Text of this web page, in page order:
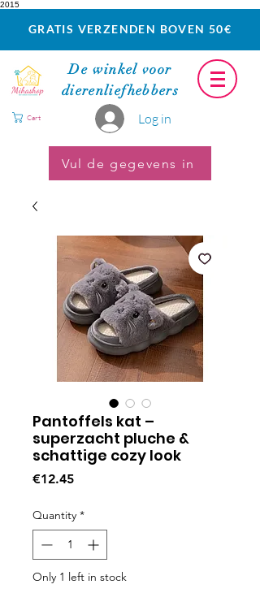
2015
GRATIS VERZENDEN BOVEN 50€
De winkel voor
dierenliefhebbers
Log in
Cart
Vul de gegevens in
Pantoffels kat –
superzacht pluche &
schattige cozy look
€12.45Price
Quantity *
Only 1 left in stock